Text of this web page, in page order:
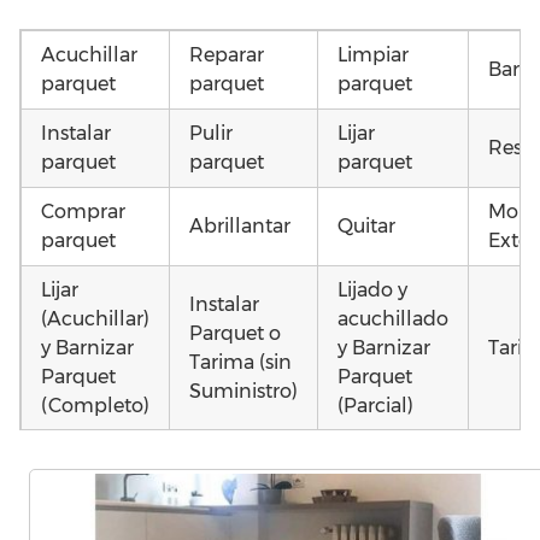
Acuchillar
parquet
Reparar
parquet
Limpiar
parquet
Instalar
parquet
Pulir
parquet
Lijar
parquet
Comprar
parquet
Abrillantar Quitar
Lijar
(Acuchillar)
y Barnizar
Parquet
(Completo)
Instalar
Parquet o
Tarima (sin
Suministro)
Lijado y
acuchillado
y Barnizar
Parquet
(Parcial)
parquet o
Tarima
parquet o
Tarima
parquet o
Tarima